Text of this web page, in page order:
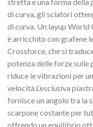
di curva, gli sciatori
di curva. Un layup World
è arricchito con grafene
Crossforce, che si
potenza delle forze sulle
riduce le vibrazioni per
velocità.L’esclusiva
fornisce un angolo tra la
scarpone costante per
offrendo un equilibrio